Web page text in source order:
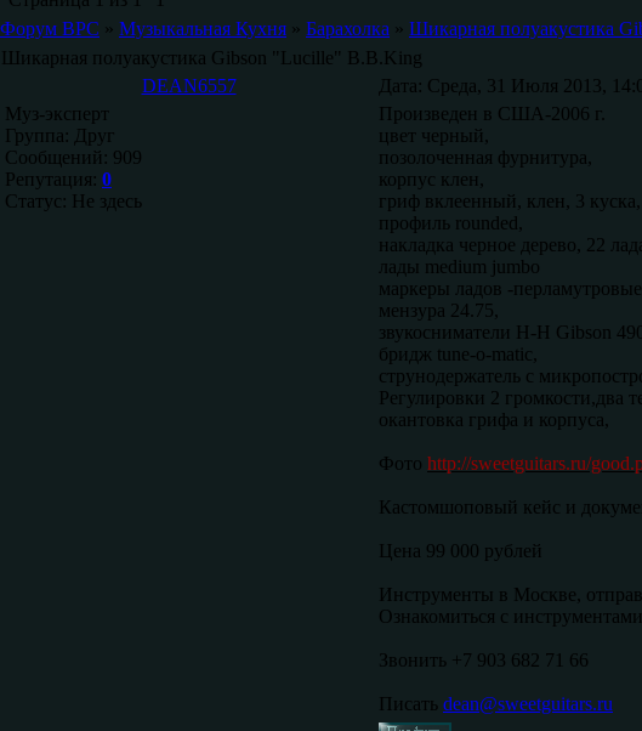
Форум ВРС » Музыкальная Кухня » Барахолка » Шикарная полуакустика
Шикарная полуакустика Gibson "Lucille" B.B.King
DEAN6557
Дата: Среда, 31 Июля 2013,
Муз-эксперт
Группа: Друг
Сообщений: 909
Репутация: 0
Статус: Не здесь
Произведен в США-2006 г.
цвет черный,
позолоченная фурнитура,
корпус клен,
гриф вклеенный, клен, 3 куска,
профиль rounded,
накладка черное дерево, 22
лады medium jumbo
маркеры ладов -
мензура 24.75,
звукосниматели H-H Gibson
бридж tune-o-matic,
струнодержатель с
Регулировки 2 громкости,два
окантовка грифа и корпуса,
Фото http://sweetguitars.ru/
Кастомшоповый кейс и
Цена 99 000 рублей
Инструменты в Москве,
Ознакомиться с
Звонить +7 903 682 71 66
Писать dean@sweetguitars.ru